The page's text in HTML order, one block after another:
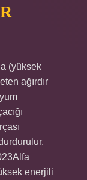
(yüksek
ağırdır
enerjili